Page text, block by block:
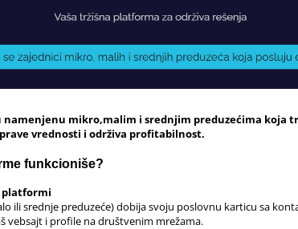
mikro,malim i srednjim preduzećima koja
vrednosti i održiva profitabilnost.
funkcioniše?
platformi
ili srednje preduzeće) dobija svoju poslovnu karticu sa
vebsajt i profile na društvenim mrežama.